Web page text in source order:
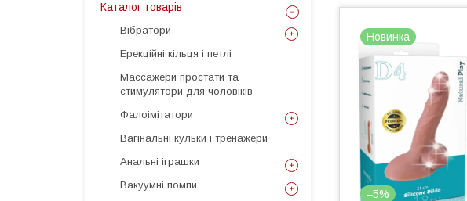
Новинка
–5%
Каталог товарів
Вібратори
Ерекційні кільця і петлі
Массажери простати та
стимулятори для чоловіків
Фалоімітатори
Вагінальні кульки і тренажери
Анальні іграшки
Вакуумні помпи